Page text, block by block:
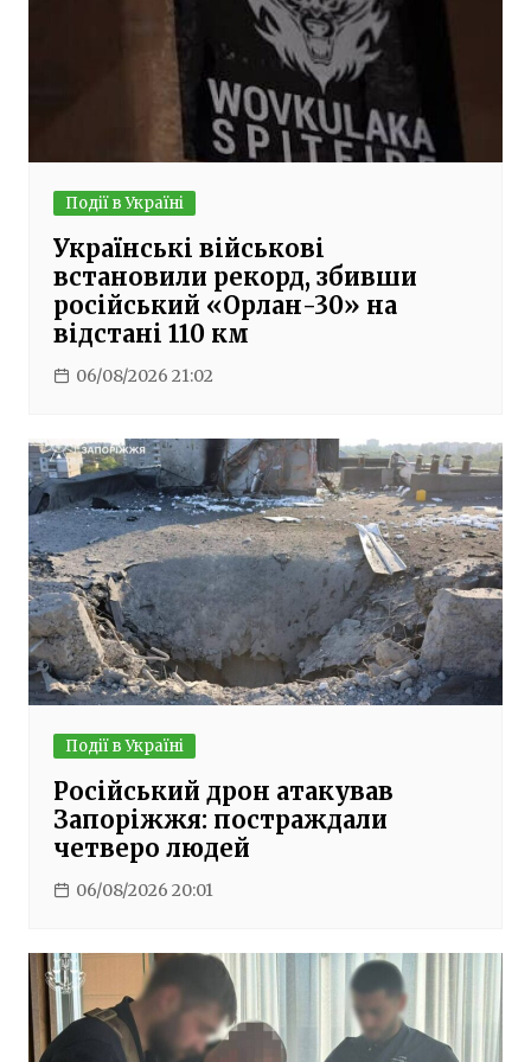
Події в Україні
Українські військові
встановили рекорд, збивши
російський «Орлан-30» на
відстані 110 км
06/08/2026 21:02
Події в Україні
Російський дрон атакував
Запоріжжя: постраждали
четверо людей
06/08/2026 20:01